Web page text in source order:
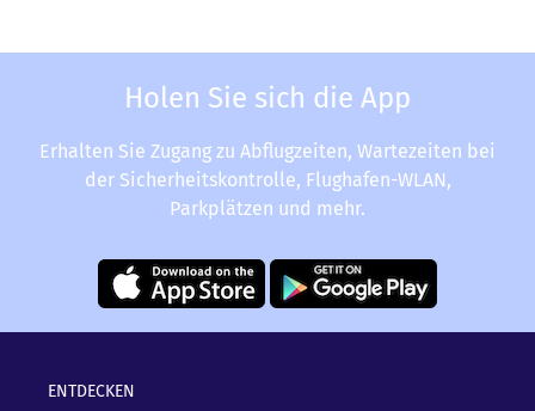
Holen Sie sich die App
Erhalten Sie Zugang zu Abflugzeiten, Wartezeiten bei
der Sicherheitskontrolle, Flughafen-WLAN,
Parkplätzen und mehr.
ENTDECKEN